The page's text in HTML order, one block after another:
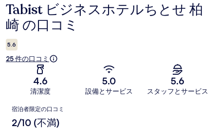
口
コ
ミ
Tabist ビジネスホテルちとせ 柏
崎 の口コミ
5.6
25 件の口コミ
4.6
清潔度
5.0
設備とサービス
5.6
スタッフとサービス
口
コ
宿泊者限定の口コミ
2/10 (不満)